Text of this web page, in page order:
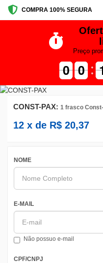
COMPRA 100% SEGURA
Preço
9
9
0
0 9
9
0
0
CONST-PAX: 1 frasco
12 x de R$ 20,37
NOME
E-MAIL
Não possuo e-mail
CPF/CNPJ